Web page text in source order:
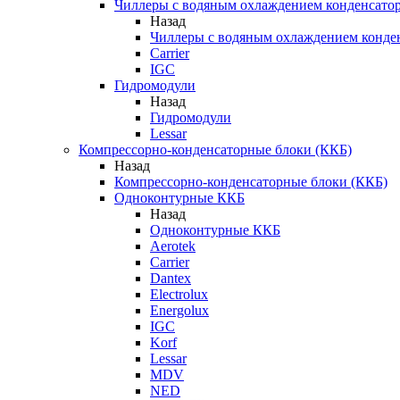
Чиллеры с водяным охлаждением
Назад
Чиллеры с водяным охлаждением
Carrier
IGC
Гидромодули
Назад
Гидромодули
Lessar
Компрессорно-конденсаторные блоки (ККБ)
Назад
Компрессорно-конденсаторные блоки (ККБ)
Одноконтурные ККБ
Назад
Одноконтурные ККБ
Aerotek
Carrier
Dantex
Electrolux
Energolux
IGC
Korf
Lessar
MDV
NED